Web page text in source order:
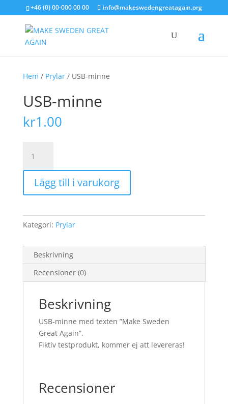
+46 (0) 00-000 00 00 info@makeswedengreatagain.org
Hem / Prylar/ USB-minne
USB-minne
kr1.00
minne
mängd
Lägg till i varukorg
Kategori: Prylar
Beskrivning
Recensioner (0)
Beskrivning
USB-minne med texten ”Make Sweden
Great Again”.
Fiktiv testprodukt, kommer ej att levereras!
Recensioner